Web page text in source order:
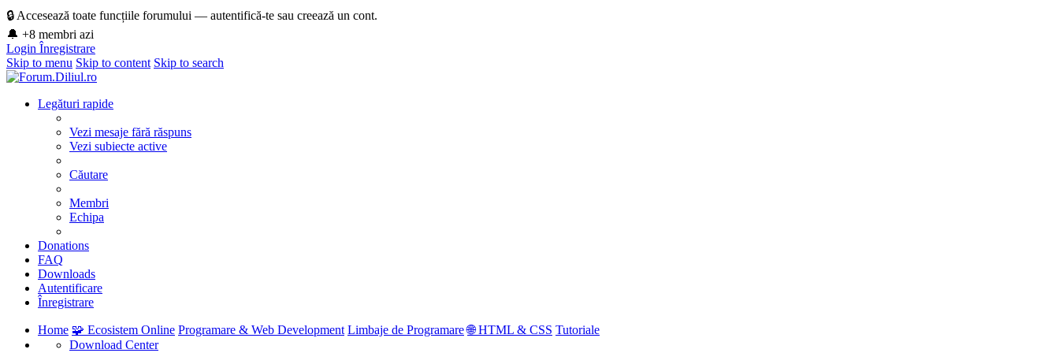
🔒 Accesează toate funcțiile forumului — autentifică-te sau creează un cont.
🔔 +8 membri azi
Login Înregistrare
Skip to menu Skip to content Skip to search
Legături rapide
Vezi mesaje fără răspuns
Vezi subiecte active
Căutare
Membri
Echipa
Donations
FAQ
Downloads
Autentificare
Înregistrare
Home 🧩 Ecosistem Online Programare & Web Development Limbaje de Programare 🌐 HTML & CSS Tutoriale
Download Center